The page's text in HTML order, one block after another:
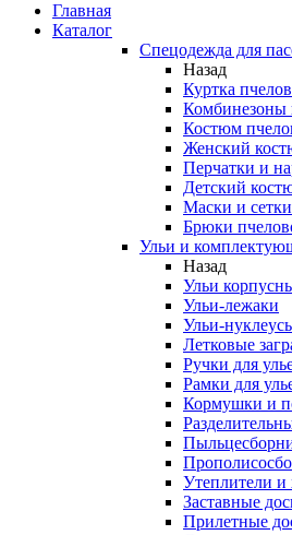
Главная
Каталог
Спецодежда для
Назад
Куртка
Комбинезоны
Костюм
Женский
Перчатки и
Детский
Маски и сетки
Брюки
Ульи и
Назад
Ульи
Ульи-лежаки
Ульи-
Летковые
Ручки для
Рамки для
Кормушки и
Утеплители и
Заставные
Прилетные